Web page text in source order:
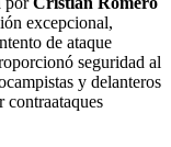
excepcional,
de ataque
seguridad al
y delanteros
contraataques